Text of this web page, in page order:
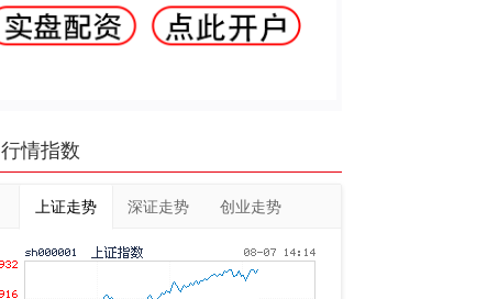
行情指数
上证走势 深证走势 创业走势